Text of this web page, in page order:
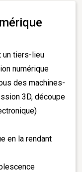
un tiers-lieu
numérique
des machines-
3D, découpe
en la rendant